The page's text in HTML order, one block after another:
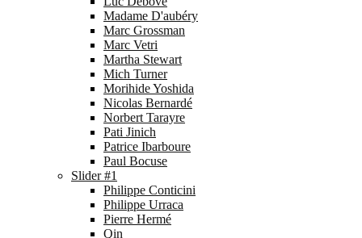
Madame D'aubéry
Marc Grossman
Marc Vetri
Martha Stewart
Mich Turner
Morihide Yoshida
Nicolas Bernardé
Norbert Tarayre
Pati Jinich
Patrice Ibarboure
Paul Bocuse
Slider #1
Philippe Conticini
Philippe Urraca
Pierre Hermé
Qin